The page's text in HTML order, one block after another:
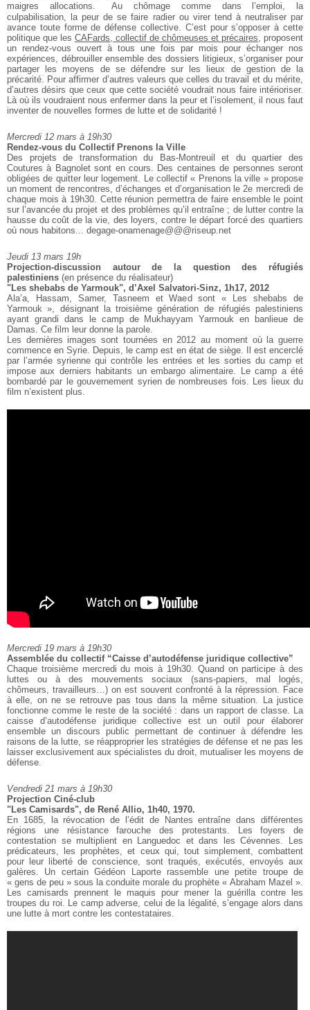
maigres allocations. Au chômage comme dans l’emploi, la
culpabilisation, la peur de se faire radier ou virer tend à neutraliser par
avance touteforme de défense collective. C’est pour s’opposer à cette
politique que les CAFards, collectif de chômeuses et précaires, proposent
un rendez-vous ouvert à tous une fois par mois pour échanger nos
expériences, débrouillerensemble des dossiers litigieux, s’organiser pour
partager les moyens dese défendre sur les lieux de gestion de la
précarité. Pour affirmer d’autres valeurs que celles du travail et du mérite,
d’autres désirs queceux que cette société voudrait nous faire intérioriser.
Là où ils voudraient nous enfermer dans la peur et l’isolement, il nous faut
inventer de nouvelles formes de lutte et de solidarité !
Mercredi 12 mars à 19h30
Rendez-vous du Collectif Prenons la Ville
Des projets de transformation du Bas-Montreuil et du quartier des
Coutures à Bagnolet sont en cours. Des centaines de personnes seront
obligées de quitter leur logement. Le collectif « Prenons la ville » propose
un moment de rencontres, d’échanges et d’organisation le 2e mercredi de
chaque mois à 19h30. Cette réunion permettra de faire ensemble le point
sur l’avancée du projet et des problèmes qu’il entraîne ; de lutter contre la
hausse ducoût de la vie, des loyers, contre le départ forcé des quartiers
où nous habitons... degage-onamenage@@@riseup.net
Jeudi 13 mars 19h
Projection-discussion autour de la question des réfugiés
palestiniens (en présence du réalisateur)
"Les shebabs de Yarmouk", d’Axel Salvatori-Sinz, 1h17, 2012
Ala’a, Hassam, Samer, Tasneem et Waed sont « Les shebabs de
Yarmouk », désignant la troisième génération de réfugiés palestiniens
ayant grandi dans le camp de Mukhayyam Yarmouk en banlieue de
Damas. Ce film leur donne la parole.
Les dernières images sont tournées en 2012 au moment où la guerre
commence en Syrie. Depuis, le camp est en état de siège. Il est encerclé
par l’armée syrienne qui contrôle les entrées et les sorties du camp et
impose aux derniers habitants un embargo alimentaire. Lecamp a été
bombardé par le gouvernement syrien de nombreuses fois. Les lieux du
film n’existent plus.
Mercredi 19 mars à 19h30
Assemblée du collectif “Caisse d’autodéfense juridique collective”
Chaque troisième mercredi du mois à 19h30. Quand on participe à des
luttes ou à des mouvements sociaux (sans-papiers, mal logés,
chômeurs, travailleurs…) on est souvent confronté à larépression. Face
à elle, on ne se retrouve pas tous dans la mêmesituation. La justice
fonctionne comme le reste de la société : dans un rapport de classe. La
caisse d’autodéfense juridique collective est un outil pour élaborer
ensemble un discours public permettant de continuer àdéfendre les
raisons de la lutte, se réapproprier les stratégies de défense et ne pas les
laisser exclusivement aux spécialistes du droit, mutualiser les moyens de
défense.
Vendredi 21 mars à 19h30
Projection Ciné-club
"Les Camisards", de René Allio, 1h40, 1970.
En 1685, la révocation de l’édit de Nantes entraîne dans différentes
régions une résistance farouche des protestants. Les foyers de
contestation se multiplient en Languedoc et dans les Cévennes. Les
prédicateurs, les prophètes, et ceux qui, tout simplement, combattent
pour leur liberté de conscience, sont traqués, exécutés, envoyés aux
galères. Un certain Gédéon Laporte rassemble une petite troupe de
« gens de peu » sous la conduite morale du prophète « Abraham Mazel ».
Les camisards prennent le maquis pour mener la guérilla contre les
troupes du roi. Le camp adverse, celui de la légalité, s’engage alors dans
une lutte à mort contre les contestataires.